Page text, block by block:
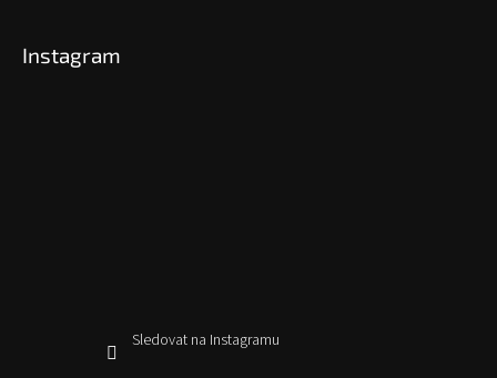
Instagram
Sledovat na Instagramu